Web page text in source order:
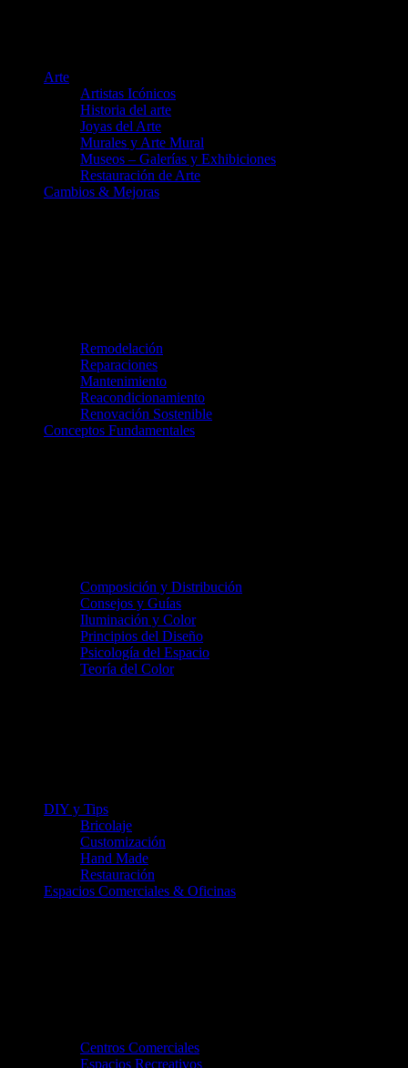
Arte
Artistas Icónicos
Historia del arte
Joyas del Arte
Murales y Arte Mural
Museos – Galerías y Exhibiciones
Restauración de Arte
Cambios & Mejoras
Remodelación
Reparaciones
Mantenimiento
Reacondicionamiento
Renovación Sostenible
Conceptos Fundamentales
Composición y Distribución
Consejos y Guías
Iluminación y Color
Principios del Diseño
Psicología del Espacio
Teoría del Color
DIY y Tips
Bricolaje
Customización
Hand Made
Restauración
Espacios Comerciales & Oficinas
Centros Comerciales
Espacios Recreativos